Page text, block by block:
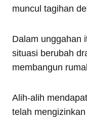
muncul tagihan
Dalam unggahan
situasi berubah
membangun
Alih-alih
telah